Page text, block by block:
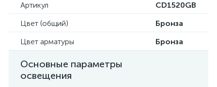
Артикул
CD1520GB
Цвет (общий)
Бронза
Цвет арматуры
Бронза
Основные параметры
освещения